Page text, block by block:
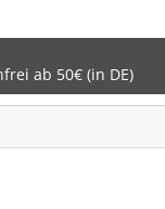
ab 50€ (in DE)